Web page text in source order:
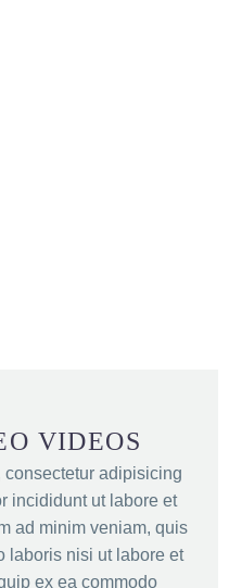
VIDEOS
adipisicing
incididunt ut labore et
ad minim veniam, quis
laboris nisi ut labore et
ex ea commodo